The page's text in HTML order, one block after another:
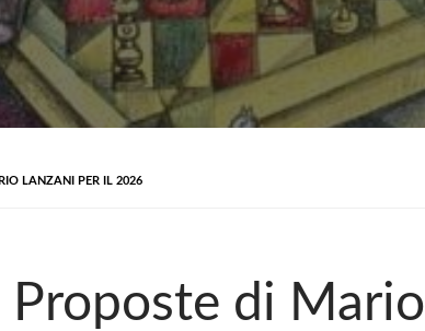
LANZANI PER IL 2026
di Mario